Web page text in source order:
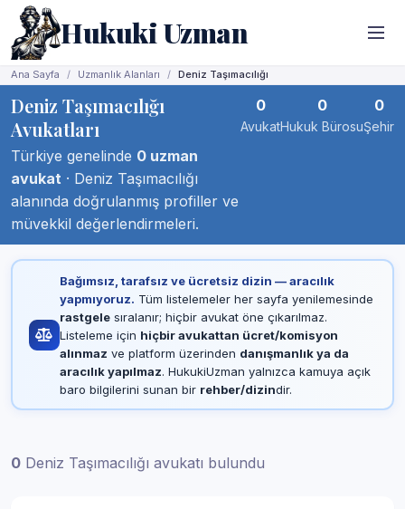
Hukuki Uzman
Ana Sayfa Uzmanlık Alanları Deniz Taşımacılığı
Deniz Taşımacılığı
Avukatları
Türkiye genelinde 0 uzman
avukat · Deniz Taşımacılığı
alanında doğrulanmış profiller ve
müvekkil değerlendirmeleri.
0
Avukat
0
Hukuk Bürosu
0
Şehir
Bağımsız, tarafsız ve ücretsiz dizin — aracılık
yapmıyoruz. Tüm listelemeler her sayfa yenilemesinde
rastgelesıralanır; hiçbir avukat öne çıkarılmaz.
Listeleme için hiçbir avukattan ücret/komisyon
alınmaz ve platform üzerinden danışmanlık ya da
aracılık yapılmaz. HukukiUzman yalnızca kamuya açık
baro bilgilerini sunan bir rehber/dizindir.
0 Deniz Taşımacılığı avukatı bulundu